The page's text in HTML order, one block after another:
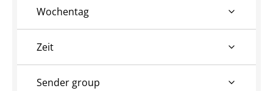
Wochentag
Zeit
Sender group